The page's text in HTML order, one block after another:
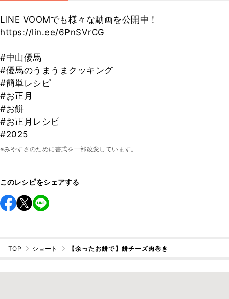
LINE VOOMでも様々な動画を公開中！
https://lin.ee/6PnSVrCG
#中山優馬
#優馬のうまうまクッキング
#簡単レシピ
#お正月
#お餅
#お正月レシピ
#2025
※みやすさのために書式を一部改変しています。
このレシピをシェアする
TOP ショート 【余ったお餅で】餅チーズ肉巻き